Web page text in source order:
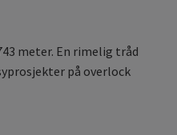
meter. En rimelig tråd
på overlock